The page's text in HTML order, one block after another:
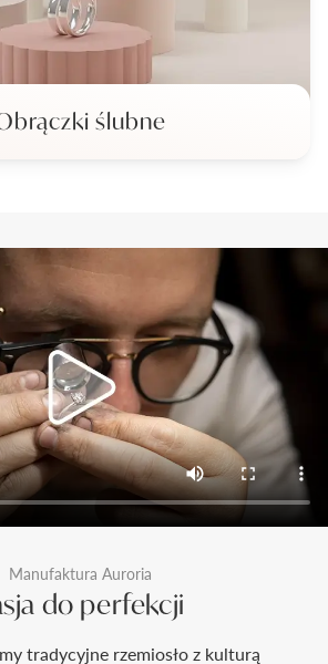
ślubne
Manufaktura Auroria
do perfekcji
tradycyjne rzemiosło z kulturą